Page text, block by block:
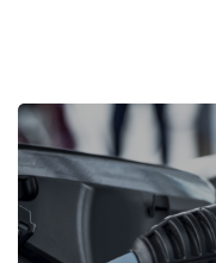
Пропустить [Cocoon]